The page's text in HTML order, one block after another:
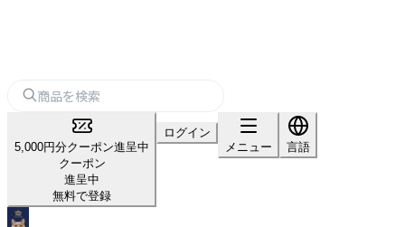
5,000円分クーポン進呈中
クーポン
進呈中
無料で登録
ログイン
メニュー
言語